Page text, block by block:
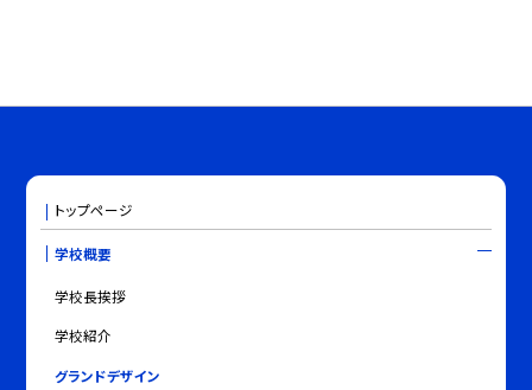
トップページ
学校概要
学校長挨拶
学校紹介
グランドデザイン